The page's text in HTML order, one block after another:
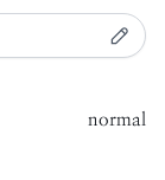
normal